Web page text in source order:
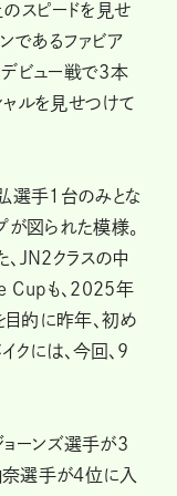
スピードを見せ
であるファビア
デビュー戦で3本
ャルを見せつけて
選手１台のみとな
が図られた模様。
JN2クラスの中
Cupも、2025年
目的に昨年、初め
クには、今回、9
ョーンズ選手が3
奈選手が4位に入